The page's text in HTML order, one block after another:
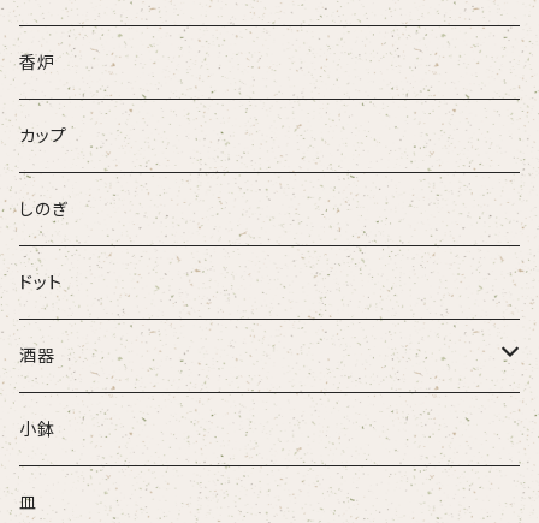
ネコ
ウサギ
パンダ
香炉
カップ
しのぎ
ドット
酒器
ぐい吞
盃
小鉢
皿